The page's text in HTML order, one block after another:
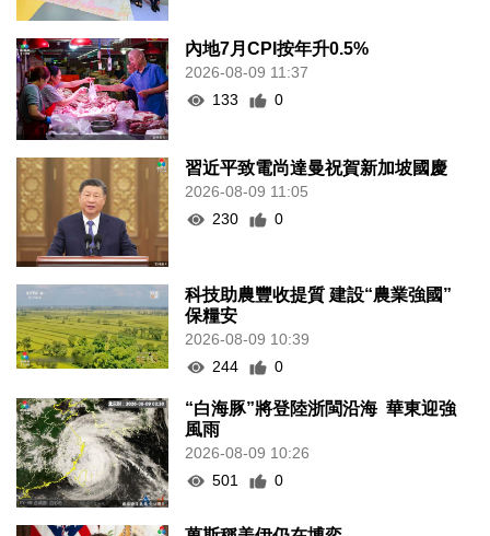
內地7月CPI按年升0.5%
2026-08-09 11:37
133
0
習近平致電尚達曼祝賀新加坡國慶
2026-08-09 11:05
230
0
科技助農豐收提質 建設“農業強國”
保糧安
2026-08-09 10:39
244
0
“白海豚”將登陸浙閩沿海 華東迎強
風雨
2026-08-09 10:26
501
0